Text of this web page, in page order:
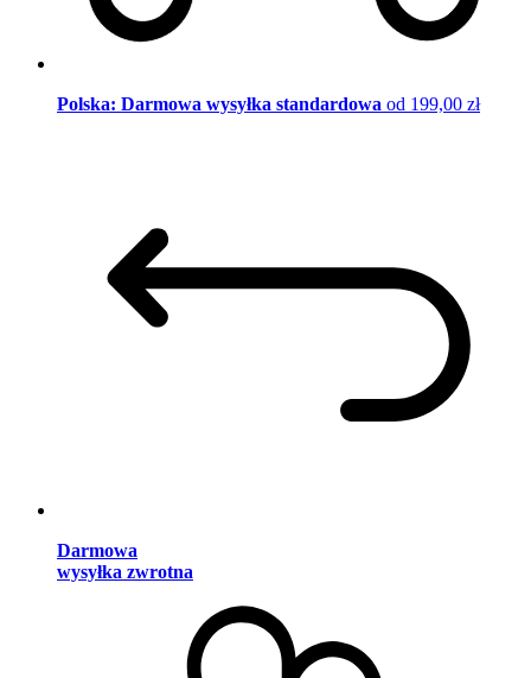
Polska: Darmowa wysyłka standardowa od 199,00 zł
Darmowa
wysyłka zwrotna